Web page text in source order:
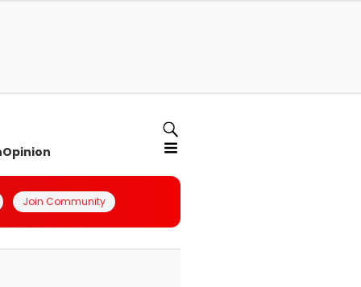
Opinion
Join Community